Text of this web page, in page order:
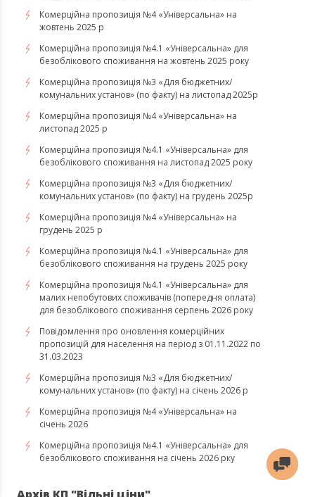
Комерційна пропозиція №4 «Універсальна» на
жовтень 2025 р
Комерційна пропозиція №4.1 «Універсальна» для
безоблікового споживання на жовтень 2025 року
Комерційна пропозиція №3 «Для бюджетних/
комунальних установ» (по факту) на листопад 2025р
Комерційна пропозиція №4 «Універсальна» на
листопад 2025 р
Комерційна пропозиція №4.1 «Універсальна» для
безоблікового споживання на листопад 2025 року
Комерційна пропозиція №3 «Для бюджетних/
комунальних установ» (по факту) на грудень 2025р
Комерційна пропозиція №4 «Універсальна» на
грудень 2025 р
Комерційна пропозиція №4.1 «Універсальна» для
безоблікового споживання на грудень 2025 року
Комерційна пропозиція №4.1 «Універсальна» для
малих непобутових споживачів (попередня оплата)
для безоблікового споживання серпень 2026 року
Повідомлення про оновлення комерційних
пропозицій для населення на період з 01.11.2022 по
31.03.2023
Комерційна пропозиція №3 «Для бюджетних/
комунальних установ» (по факту) на січень 2026 р
Комерційна пропозиція №4 «Універсальна» на
січень 2026
Комерційна пропозиція №4.1 «Універсальна» для
безоблікового споживання на січень 2026 рку